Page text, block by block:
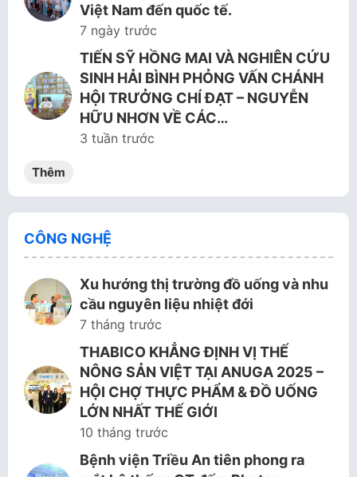
Việt Nam đến quốc tế.
7 ngày trước
TIẾN SỸ HỒNG MAI VÀ NGHIÊN CỨU
SINH HẢI BÌNH PHỎNG VẤN CHÁNH
HỘI TRƯỞNG CHÍ ĐẠT – NGUYỄN
HỮU NHƠN VỀ CÁC…
3 tuần trước
Thêm
CÔNG NGHỆ
Xu hướng thị trường đồ uống và nhu
cầu nguyên liệu nhiệt đới
7 tháng trước
THABICO KHẲNG ĐỊNH VỊ THẾ
NÔNG SẢN VIỆT TẠI ANUGA 2025 –
HỘI CHỢ THỰC PHẨM & ĐỒ UỐNG
LỚN NHẤT THẾ GIỚI
10 tháng trước
Bệnh viện Triều An tiên phong ra